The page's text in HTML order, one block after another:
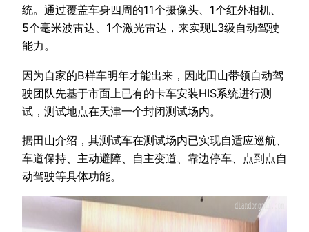
统。通过覆盖车身四周的11个摄像头、1个红外相机、
5个毫米波雷达、1个激光雷达，来实现L3级自动驾驶
能力。
因为自家的B样车明年才能出来，因此田山带领自动驾
驶团队先基于市面上已有的卡车安装HIS系统进行测
试，测试地点在天津一个封闭测试场内。
据田山介绍，其测试车在测试场内已实现自适应巡航、
车道保持、主动避障、自主变道、靠边停车、点到点自
动驾驶等具体功能。